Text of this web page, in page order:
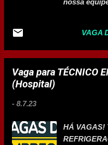
nossa
VAGA
Vaga para TÉCNICO
(Hospital)
- 8.7.23
HÁ VAGAS!